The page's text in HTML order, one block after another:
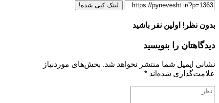
لینک کپی شده!
بدون نظر! اولین نفر باشید
دیدگاهتان را بنویسید
نشانی ایمیل شما منتشر نخواهد شد. بخش‌های موردنیاز
علامت‌گذاری شده‌اند *